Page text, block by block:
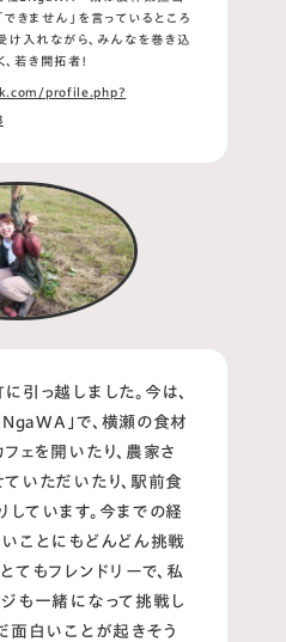
きません」を言っているところ
け入れながら、みんなを巻き込
若き開拓者！
profile.php?
引っ越しました。今は、
」で、横瀬の食材
ェを開いたり、農家さ
いただいたり、駅前食
ています。今までの経
ことにもどんどん挑戦
てもフレンドリーで、私
も一緒になって挑戦し
面白いことが起きそう